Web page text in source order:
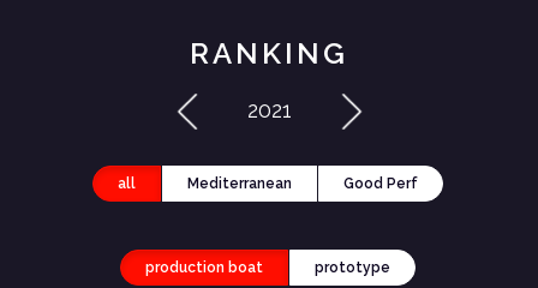
RANKING
2021
all Mediterranean Good Perf
production boat prototype